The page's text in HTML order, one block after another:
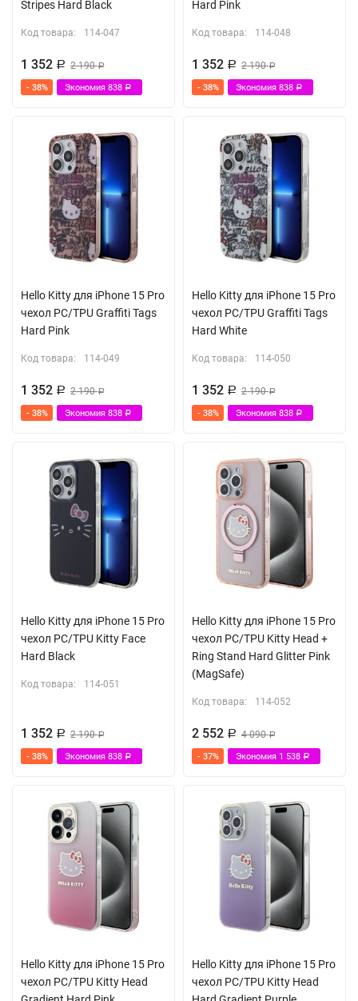
Stripes Hard Black
Код товара: 114-047
1 352 Р 2 190Р
- 38% Экономия 838 Р
Hard Pink
Код товара: 114-048
1 352 Р 2 190Р
- 38% Экономия 838 Р
Hello Kitty для iPhone 15 Pro
чехол PC/TPU Graffiti Tags
Hard Pink
Код товара: 114-049
1 352 Р 2 190Р
- 38% Экономия 838 Р
Hello Kitty для iPhone 15 Pro
чехол PC/TPU Graffiti Tags
Hard White
Код товара: 114-050
1 352 Р 2 190Р
- 38% Экономия 838 Р
Hello Kitty для iPhone 15 Pro
чехол PC/TPU Kitty Face
Hard Black
Код товара: 114-051
1 352 Р 2 190Р
- 38% Экономия 838 Р
Hello Kitty для iPhone 15 Pro
чехол PC/TPU Kitty Head +
Ring Stand Hard Glitter Pink
(MagSafe)
Код товара: 114-052
2 552 Р 4 090Р
- 37% Экономия 1 538 Р
Hello Kitty для iPhone 15 Pro
чехол PC/TPU Kitty Head
Hello Kitty для iPhone 15 Pro
чехол PC/TPU Kitty Head